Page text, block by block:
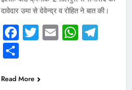
दावेदार उमा से देवेन्द्र व रोहित ने बात की।
Facebook
Twitter
Email
Share
Read More